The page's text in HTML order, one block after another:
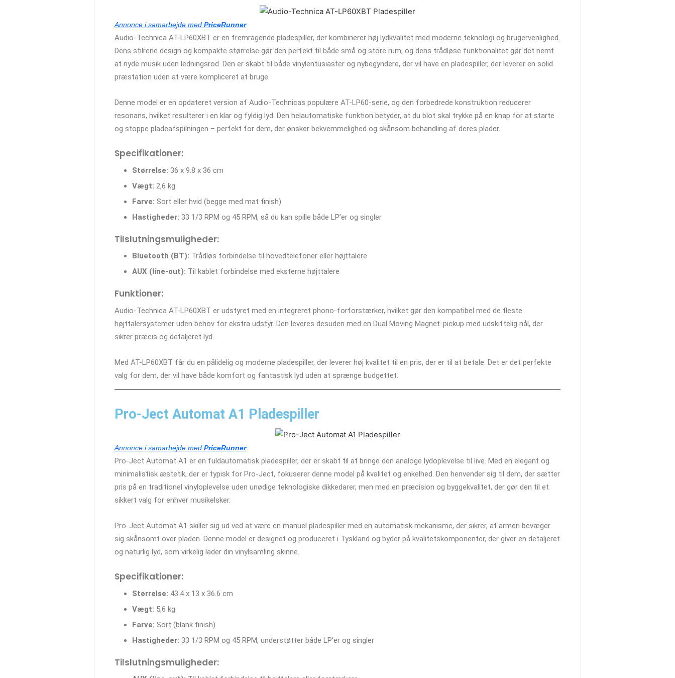
Annonce i samarbejde med PriceRunner
Audio-Technica AT-LP60XBT er en fremragende pladespiller, der kombinerer høj lydkvalitet med moderne teknologi og brugervenlighed.
Dens stilrene design og kompakte størrelse gør den perfekt til både små og store rum, og dens trådløse funktionalitet gør det nemt
at nyde musik uden ledningsrod. Den er skabt til både vinylentusiaster og nybegyndere, der vil have en pladespiller, der leverer en solid
præstation uden at være kompliceret at bruge.
Denne model er en opdateret version af Audio-Technicas populære AT-LP60-serie, og den forbedrede konstruktion reducerer
resonans, hvilket resulterer i en klar og fyldig lyd. Den helautomatiske funktion betyder, at du blot skal trykke på en knap for at starte
og stoppe pladeafspilningen – perfekt for dem, der ønsker bekvemmelighed og skånsom behandling af deres plader.
Specifikationer:
Størrelse: 36 x 9.8 x 36 cm
Vægt: 2,6 kg
Farve: Sort eller hvid (begge med mat finish)
Hastigheder: 33 1/3 RPM og 45 RPM, så du kan spille både LP’er og singler
Tilslutningsmuligheder:
Bluetooth (BT): Trådløs forbindelse til hovedtelefoner eller højttalere
AUX (line-out): Til kablet forbindelse med eksterne højttalere
Funktioner:
Audio-Technica AT-LP60XBT er udstyret med en integreret phono-forforstærker, hvilket gør den kompatibel med de fleste
højttalersystemer uden behov for ekstra udstyr. Den leveres desuden med en Dual Moving Magnet-pickup med udskiftelig nål, der
sikrer præcis og detaljeret lyd.
Med AT-LP60XBT får du en pålidelig og moderne pladespiller, der leverer høj kvalitet til en pris, der er til at betale. Det er det perfekte
valg for dem, der vil have både komfort og fantastisk lyd uden at sprænge budgettet.
Pro-Ject Automat A1 Pladespiller
Annonce i samarbejde med PriceRunner
Pro-Ject Automat A1 er en fuldautomatisk pladespiller, der er skabt til at bringe den analoge lydoplevelse til live. Med en elegant og
minimalistisk æstetik, der er typisk for Pro-Ject, fokuserer denne model på kvalitet og enkelhed. Den henvender sig til dem, der sætter
pris på en traditionel vinyloplevelse uden unødige teknologiske dikkedarer, men med en præcision og byggekvalitet, der gør den til et
sikkert valg for enhver musikelsker.
Pro-Ject Automat A1 skiller sig ud ved at være en manuel pladespiller med en automatisk mekanisme, der sikrer, at armen bevæger
sig skånsomt over pladen. Denne model er designet og produceret i Tyskland og byder på kvalitetskomponenter, der giver en detaljeret
og naturlig lyd, som virkelig lader din vinylsamling skinne.
Specifikationer:
Størrelse: 43.4 x 13 x 36.6 cm
Vægt: 5,6 kg
Farve: Sort (blank finish)
Hastigheder: 33 1/3 RPM og 45 RPM, understøtter både LP’er og singler
Tilslutningsmuligheder: